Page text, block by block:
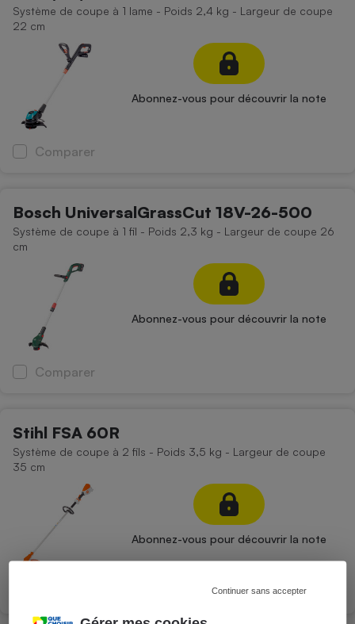
Continuer sans accepter
Système de coupe à 1 lame - Poids 2,4 kg - Largeur de coupe
22 cm
Abonnez-vous pour découvrir la note
Comparer
Bosch UniversalGrassCut 18V-26-500
Système de coupe à 1 fil - Poids 2,3 kg - Largeur de coupe 26
cm
Abonnez-vous pour découvrir la note
Comparer
Stihl FSA 60R
Système de coupe à 2 fils - Poids 3,5 kg - Largeur de coupe
35 cm
Abonnez-vous pour découvrir la note